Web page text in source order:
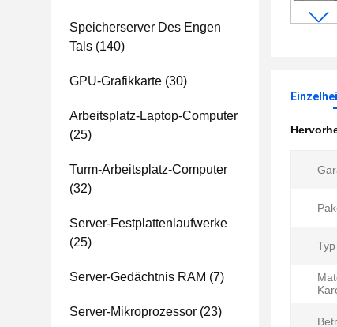
Speicherserver Des Engen
Tals (140)
GPU-Grafikkarte (30)
Arbeitsplatz-Laptop-Computer
(25)
Turm-Arbeitsplatz-Computer
(32)
Server-Festplattenlaufwerke
(25)
Server-Gedächtnis RAM (7)
Server-Mikroprozessor (23)